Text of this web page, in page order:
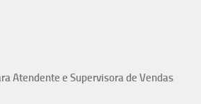
Atendente e Supervisora de Vendas